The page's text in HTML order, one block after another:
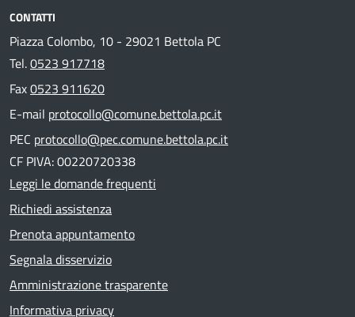
CONTATTI
Piazza Colombo, 10 - 29021 Bettola PC
Tel.0523 917718
Fax0523 911620
E-mail protocollo@comune.bettola.pc.it
PEC protocollo@pec.comune.bettola.pc.it
CF PIVA: 00220720338
Leggi le domande frequenti
Richiedi assistenza
Prenota appuntamento
Segnala disservizio
Amministrazione trasparente
Informativa privacy